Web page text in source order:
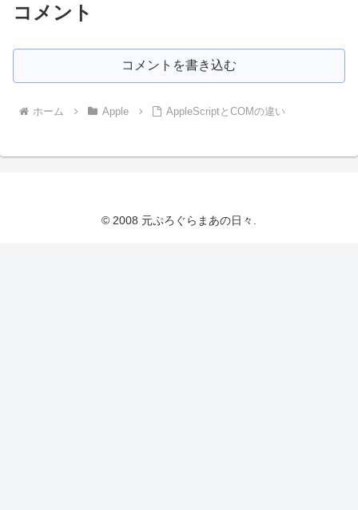
コメント
コメントを書き込む
ホーム Apple AppleScriptとCOMの違い
© 2008 元ぷろぐらまあの日々.